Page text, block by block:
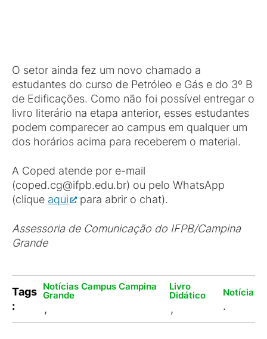
O setor ainda fez um novo chamado a
estudantes do curso de Petróleo e Gás e do 3º B
de Edificações. Como não foi possível entregar o
livro literário na etapa anterior, esses estudantes
podem comparecer ao campus em qualquer um
dos horários acima para receberem o material.
A Coped atende por e-mail
(coped.cg@ifpb.edu.br) ou pelo WhatsApp
(clique aqui para abrir o chat).
Assessoria de Comunicação do IFPB/Campina
Grande
Tags
:
Notícias Campus Campina
Grande
,
Livro
Didático
,
Notícia
.